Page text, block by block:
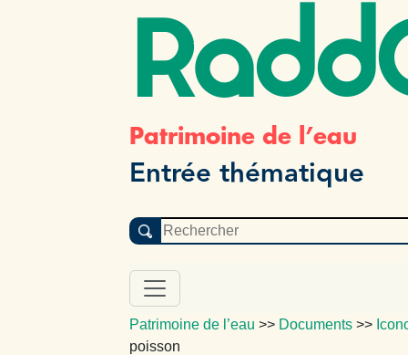
Patrimoine de l’eau
Entrée thématique
Patrimoine de l’eau >> Documents >>
poisson